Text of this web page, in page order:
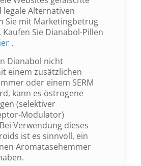
Alternativen
Sie mit Marketingbetrug
Sie Dianabol-Pillen
.
Dianabol nicht
einem zusätzlichen
oder einem SERM
kann es östrogene
(selektiver
Modulator)
Verwendung dieses
ist es sinnvoll, ein
Aromatasehemmer